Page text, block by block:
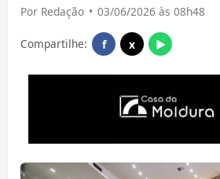
Por Redação • 03/06/2026 às 08h48
Compartilhe: f x ▶